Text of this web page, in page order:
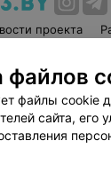
проекта
соглашение
Вакансии
файлов
файлы cookie
сайта, его